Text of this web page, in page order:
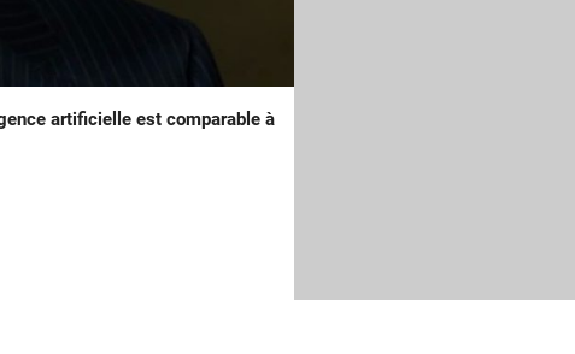
artificielle est comparable à